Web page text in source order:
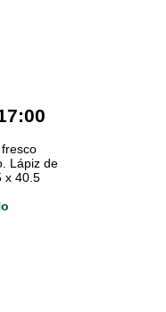
Lápiz de
x 40.5